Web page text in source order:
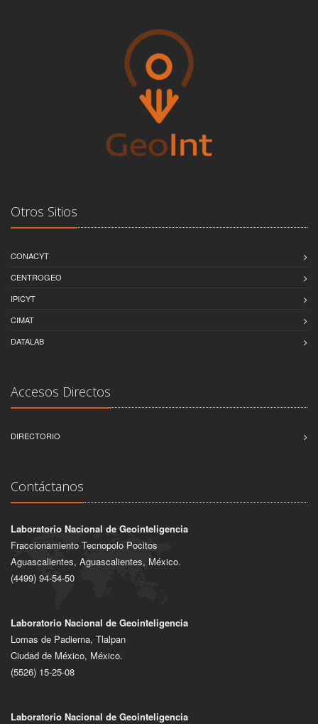
Otros Sitios
CONACYT
CENTROGEO
IPICYT
CIMAT
DATALAB
Accesos Directos
DIRECTORIO
Contáctanos
Laboratorio Nacional de Geointeligencia
Fraccionamiento Tecnopolo Pocitos
Aguascalientes, Aguascalientes, México.
(4499) 94-54-50
Laboratorio Nacional de Geointeligencia
Lomas de Padierna, Tlalpan
Ciudad de México, México.
(5526) 15-25-08
Laboratorio Nacional de Geointeligencia